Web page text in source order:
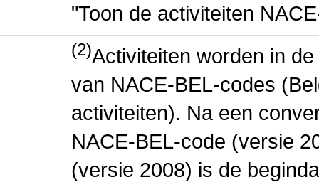
"Toon de activiteiten
(2)Activiteiten worden in
van NACE-BEL-codes
activiteiten). Na een
NACE-BEL-code (versie
(versie 2008) is de